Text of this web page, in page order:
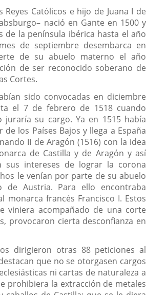
Reyes Católicos e hijo de Juana I de
nació en Gante en 1500 y
la península ibérica hasta el año
de septiembre desembarca en
de su abuelo materno el año
de ser reconocido soberano de
Cortes.
sido convocadas en diciembre
el 7 de febrero de 1518 cuando
juraría su cargo. Ya en 1515 había
los Países Bajos y llega a España
II de Aragón (1516) con la idea
de Castilla y de Aragón y así
sus intereses de lograr la corona
le venían por parte de su abuelo
de Austria. Para ello encontraba
monarca francés Francisco I. Estos
viniera acompañado de una corte
provocaron cierta desconfianza en
dirigieron otras 88 peticiones al
que no se otorgasen cargos
ni cartas de naturaleza a
prohibiera la extracción de metales